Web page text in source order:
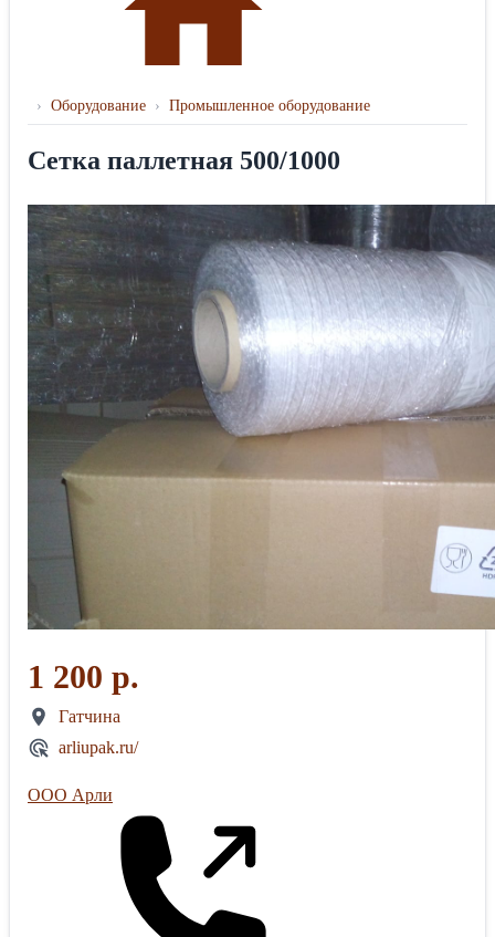
› Оборудование › Промышленное оборудование
Сетка паллетная 500/1000
1 200 р.
Гатчина
arliupak.ru/
ООО Арли